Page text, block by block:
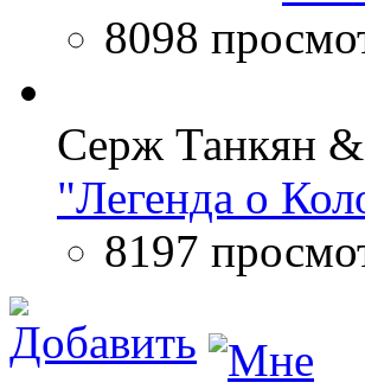
8098
Серж Танкян
"Легенда о
8197